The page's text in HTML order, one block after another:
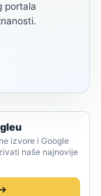
portala
izvore i Google
naše najnovije